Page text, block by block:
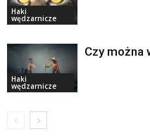
Haki
wędzarnicze
Haki
wędzarnicze
Czy można